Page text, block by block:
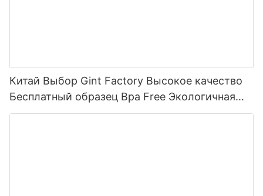
Китай Выбор Gint Factory Высокое качество
Бесплатный образец Bpa Free Экологичная
пластиковая бутылка для воды из тритана